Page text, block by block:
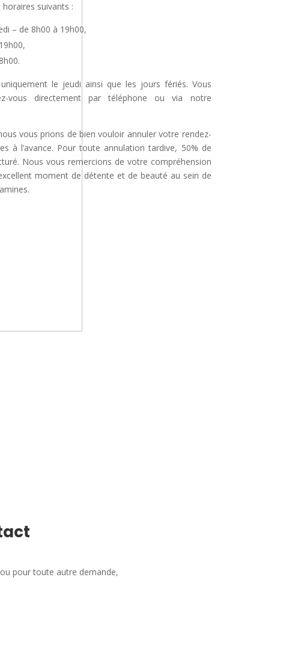
suivants :
– de 8h00 à 19h00,
le jeudi ainsi que les jours fériés. Vous
vous directement par téléphone ou via notre
vous prions de bien vouloir annuler votre rendez-
à l’avance. Pour toute annulation tardive, 50% de
Nous vous remercions de votre compréhension
moment de détente et de beauté au sein de
pour toute autre demande,